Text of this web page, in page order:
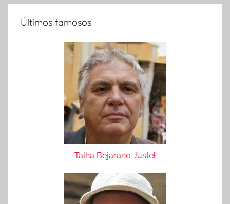
Últimos famosos
Talha Bejarano Justel